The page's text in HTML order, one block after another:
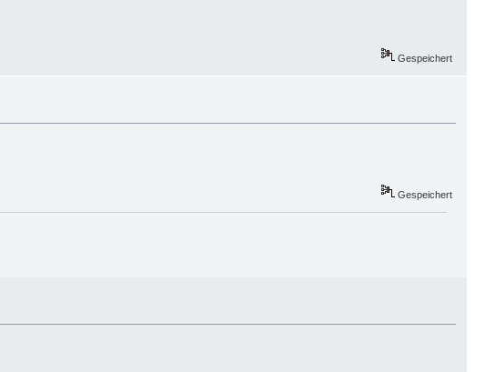
Gespeichert
Gespeichert